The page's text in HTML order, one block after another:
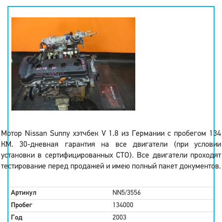
Мотор Nissan Sunny хэтчбек V 1.8 из Германии с пробегом 134
КМ. 30-дневная гарантия на все двигатели (при условии
установки в сертифицированных СТО). Все двигатели проходят
тестирование перед продажей и имею полный пакет документов.
Артикул
NN5/3556
Пробег
134000
Год
2003